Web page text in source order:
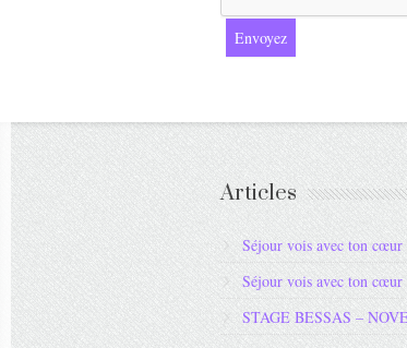
Articles
Séjour vois avec ton cœur
Séjour vois avec ton
STAGE BESSAS –